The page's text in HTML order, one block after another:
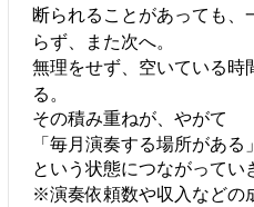
断られることがあっても、
らず、また次へ。
無理をせず、空いている時
る。
その積み重ねが、やがて
「毎月演奏する場所がある」
という状態につながってい
※演奏依頼数や収入などの